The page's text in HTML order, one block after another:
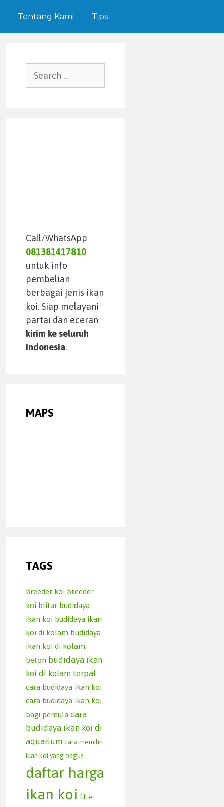
Tentang Kami Tips
Call/WhatsApp
081381417810
untuk info
pembelian
berbagai jenis ikan
koi. Siap melayani
partai dan eceran
kirim ke seluruh
Indonesia.
MAPS
TAGS
breeder koi breeder
koi blitar budidaya
ikan koi budidaya ikan
koi di kolam budidaya
ikan koi di kolam
beton budidaya ikan
koi di kolam terpal
cara budidaya ikan koi
cara budidaya ikan koi
bagi pemula cara
budidaya ikan koi di
aquarium cara memilih
ikan koi yang bagus
daftar harga
ikan koi filter